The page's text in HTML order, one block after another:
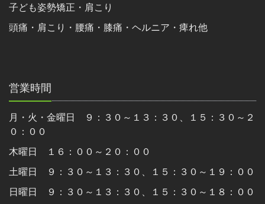
子ども姿勢矯正・肩こり
頭痛・肩こり・腰痛・膝痛・ヘルニア・痺れ他
営業時間
月・火・金曜日 ９：３０～１３：３０、１５：３０～２
０：００
木曜日 １６：００～２０：００
土曜日 ９：３０～１３：３０、１５：３０～１９：００
日曜日 ９：３０～１３：３０、１５：３０～１８：００